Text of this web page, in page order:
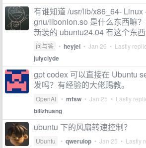
有谁知道 /usr/lib/x86_64- Linux
gnu/libonion.so 是什么东西嘛
新装的 ubuntu24.04 有这个东西
问与答 • heyjei • Jan 26 • Lastly
julyclyde
gpt codex 可以直接在 Ubuntu
发吗？有经验的大佬赐教。
OpenAI • mfsw • Jan 25 • Lastly
billzhuang
ubuntu 下的风扇转速控制？
Ubuntu • qweruiop • Jan 25 • Lastly